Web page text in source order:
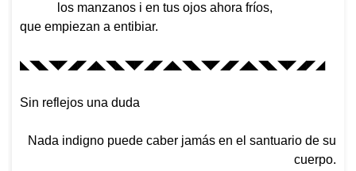
los manzanos i en tus ojos ahora fríos,
que empiezan a entibiar.
◣◥◣◥◤◢◤◢◣◥◣◥◤◢◤◢◣◥◣◥◤◢◤◢◣◥◣◥◤◢◤◢
Sin reflejos una duda
Nada indigno puede caber jamás en el santuario de su
cuerpo.